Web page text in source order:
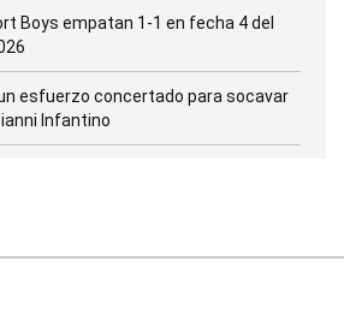
Boys empatan 1-1 en fecha 4 del
esfuerzo concertado para socavar
Infantino